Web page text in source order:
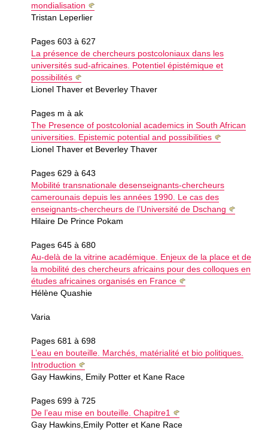
mondialisation
Tristan Leperlier
Pages 603 à 627
La présence de chercheurs postcoloniaux dans les
universités sud-africaines. Potentiel épistémique et
possibilités
Lionel Thaver et Beverley Thaver
Pages m à ak
The Presence of postcolonial academics in South African
universities. Epistemic potential and possibilities
Lionel Thaver et Beverley Thaver
Pages 629 à 643
Mobilité transnationale desenseignants-chercheurs
camerounais depuis les années 1990. Le cas des
enseignants-chercheurs de l’Université de Dschang
Hilaire De Prince Pokam
Pages 645 à 680
Au-delà de la vitrine académique. Enjeux de la place et de
la mobilité des chercheurs africains pour des colloques en
études africaines organisés en France
Hélène Quashie
Varia
Pages 681 à 698
L’eau en bouteille. Marchés, matérialité et bio politiques.
Introduction
Gay Hawkins, Emily Potter et Kane Race
Pages 699 à 725
De l’eau mise en bouteille. Chapitre1
Gay Hawkins,Emily Potter et Kane Race